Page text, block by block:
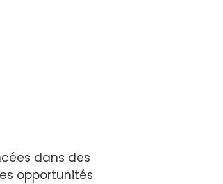
dans des
opportunités